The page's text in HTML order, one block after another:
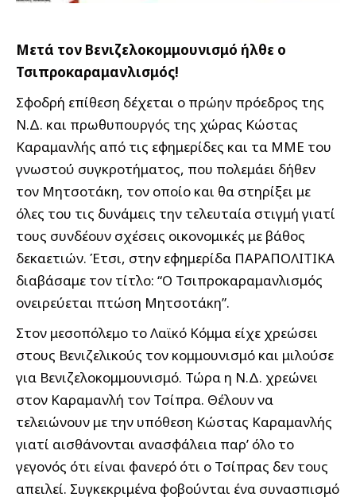
Μετά τον Βενιζελοκομμουνισμό ήλθε ο
Τσιπροκαραμανλισμός!
Σφοδρή επίθεση δέχεται ο πρώην πρόεδρος της
Ν.Δ. και πρωθυπουργός της χώρας Κώστας
Καραμανλής από τις εφημερίδες και τα ΜΜΕ του
γνωστού συγκροτήματος, που πολεμάει δήθεν
τον Μητσοτάκη, τον οποίο και θα στηρίξει με
όλες του τις δυνάμεις την τελευταία στιγμή γιατί
τους συνδέουν σχέσεις οικονομικές με βάθος
δεκαετιών. Έτσι, στην εφημερίδα ΠΑΡΑΠΟΛΙΤΙΚΑ
διαβάσαμε τον τίτλο: “Ο Τσιπροκαραμανλισμός
ονειρεύεται πτώση Μητσοτάκη”.
Στον μεσοπόλεμο το Λαϊκό Κόμμα είχε χρεώσει
στους Βενιζελικούς τον κομμουνισμό και μιλούσε
για Βενιζελοκομμουνισμό. Τώρα η Ν.Δ. χρεώνει
στον Καραμανλή τον Τσίπρα. Θέλουν να
τελειώνουν με την υπόθεση Κώστας Καραμανλής
γιατί αισθάνονται ανασφάλεια παρ’ όλο το
γεγονός ότι είναι φανερό ότι ο Τσίπρας δεν τους
απειλεί. Συγκεκριμένα φοβούνται ένα συνασπισμό